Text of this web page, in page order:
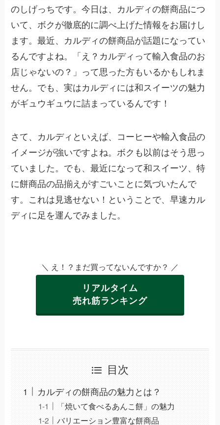
のしげっちです。今日は、カルディの餅商品につ
いて、ボクが徹底的に調べ上げた情報をお届けし
ます。最近、カルディの餅商品が話題になってい
るんですよね。「え？カルディって輸入食品のお
店じゃないの？」って思った方もいるかもしれま
せん。でも、実はカルディには和スイーツの魅力
がギュウギュウに詰まっているんです！
さて、カルディといえば、コーヒーや輸入食品の
イメージが強いですよね。ボクも以前はそう思っ
ていました。でも、最近になって和スイーツ、特
に餅商品の品揃えがすごいことに気づいたんで
す。これは見逃せない！ということで、早速カル
ディに足を運んでみました。
＼ え！？まだ買ってないんですか？ ／
リアルタイム
売れ筋ランキング
目次
カルディの餅商品の魅力とは？
「焼いて食べるあんこ餅」の魅力
バリエーション豊富な餅商品